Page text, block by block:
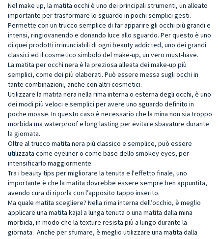
Nel make up, la matita occhi è uno dei principali strumenti, un alleato
importante per trasformare lo sguardo in pochi semplici gesti.
Permette con un trucco semplice di far apparire gli occhi più grandi e
intensi, ringiovanendo e donando luce allo sguardo. Per questo è uno
di quei prodotti irrinunciabili di ogni beauty addicted, uno dei grandi
classici ed il cosmetico simbolo del make-up, un vero must-have.
La matita per occhi nera è la preziosa alleata dei make-up più
semplici, come dei più elaborati. Può essere messa sugli occhi in
tante combinazioni, anche con altri cosmetici.
Utilizzare la matita nera nella rima interna o esterna degli occhi, è uno
dei modi più veloci e semplici per avere uno sguardo definito in
poche mosse. In questo caso è necessario che la mina non sia troppo
morbida ma waterproof e long lasting per evitare sbavature durante
la giornata.
Oltre al trucco matita nera più classico e semplice, può essere
utilizzata come eyeliner o come base dello smokey eyes, per
intensificarlo maggiormente.
Tra i beauty tips per migliorare la tenuta e l'effetto finale, uno
importante è che la matita dovrebbe essere sempre ben appuntita,
avendo cura di riporla con l’apposito tappo inserito.
Ma quale matita scegliere? Nella rima interna dell’occhio, è meglio
applicare una matita kajal a lunga tenuta o una matita dalla mina
morbida, in modo che la texture resista più a lungo durante la
giornata. Anche per sfumare, è meglio utilizzare una matita dalla